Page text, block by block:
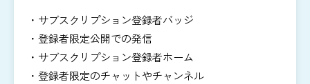
・サブスクリプション登録者バッジ
・登録者限定公開での発信
・サブスクリプション登録者ホーム
・登録者限定のチャットやチャンネル